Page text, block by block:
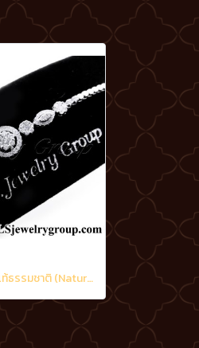
สร้อยข้อมือเพชรแท้ธรรมชาติ (Natural Diamonds) 1.60 Ct.